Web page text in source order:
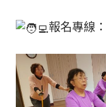
報名專線